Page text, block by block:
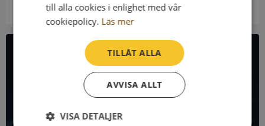
All företagsdata i API
Få all denna företagsinformation i Syna API
Syna API är ett blixtsnabbt API där du kan hämta
till alla cookies i enlighet med vår
cookiepolicy. Läs mer
TILLÅT ALLA
AVVISA ALLT
VISA DETALJER